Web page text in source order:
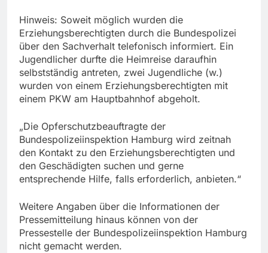
Hinweis: Soweit möglich wurden die
Erziehungsberechtigten durch die Bundespolizei
über den Sachverhalt telefonisch informiert. Ein
Jugendlicher durfte die Heimreise daraufhin
selbstständig antreten, zwei Jugendliche (w.)
wurden von einem Erziehungsberechtigten mit
einem PKW am Hauptbahnhof abgeholt.
„Die Opferschutzbeauftragte der
Bundespolizeiinspektion Hamburg wird zeitnah
den Kontakt zu den Erziehungsberechtigten und
den Geschädigten suchen und gerne
entsprechende Hilfe, falls erforderlich, anbieten.“
Weitere Angaben über die Informationen der
Pressemitteilung hinaus können von der
Pressestelle der Bundespolizeiinspektion Hamburg
nicht gemacht werden.